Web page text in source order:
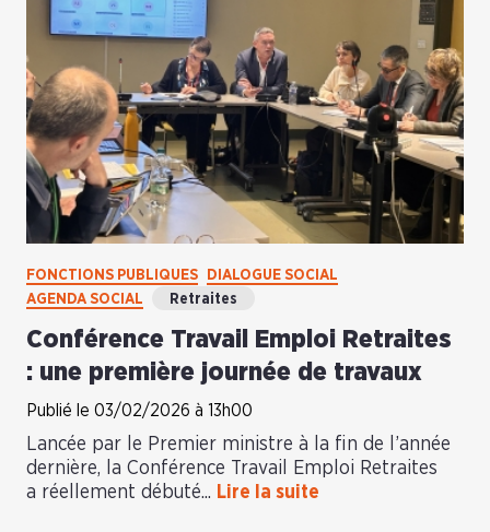
FONCTIONS PUBLIQUES
DIALOGUE SOCIAL
AGENDA SOCIAL
Retraites
Conférence Travail Emploi Retraites
: une première journée de travaux
Publié le 03/02/2026 à 13h00
Lancée par le Premier ministre à la fin de l’année
dernière, la Conférence Travail Emploi Retraites
a réellement débuté... Lire la suite